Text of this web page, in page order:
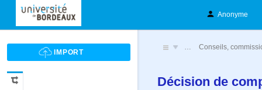
Anonyme
… Conseils,
Décision de